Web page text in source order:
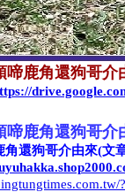
鹿角還狗哥
啼鹿角還狗哥介
還狗哥介由來(文